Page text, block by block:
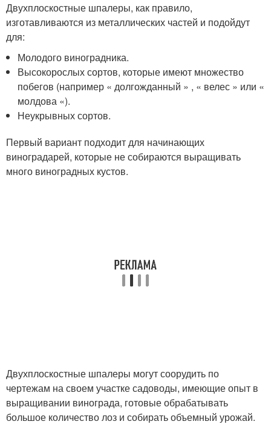
Двухплоскостные шпалеры, как правило,
изготавливаются из металлических частей и подойдут
для:
Молодого виноградника.
Высокорослых сортов, которые имеют множество
побегов (например « долгожданный » , « велес » или «
молдова «).
Неукрывных сортов.
Первый вариант подходит для начинающих
виноградарей, которые не собираются выращивать
много виноградных кустов.
Двухплоскостные шпалеры могут соорудить по
чертежам на своем участке садоводы, имеющие опыт в
выращивании винограда, готовые обрабатывать
большое количество лоз и собирать объемный урожай.